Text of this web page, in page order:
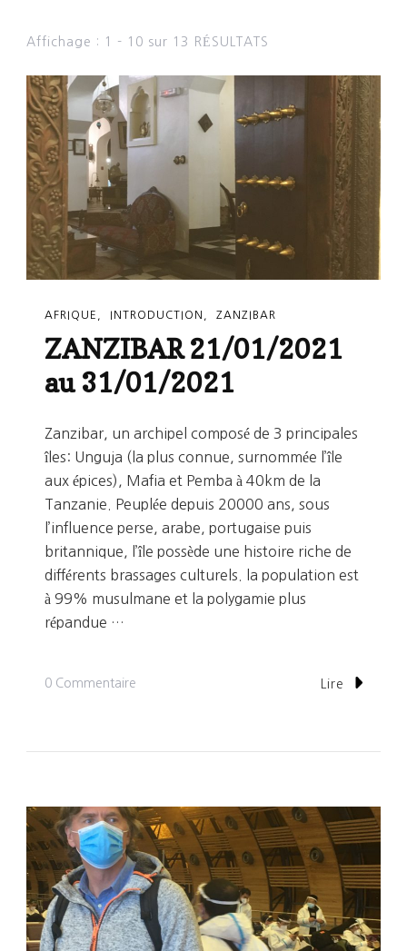
Affichage : 1 - 10 sur 13 RÉSULTATS
AFRIQUE INTRODUCTION ZANZIBAR
ZANZIBAR 21/01/2021
au 31/01/2021
Zanzibar, un archipel composé de 3 principales
îles: Unguja (la plus connue, surnommée l’île
aux épices), Mafia et Pemba à 40km de la
Tanzanie. Peuplée depuis 20000 ans, sous
l’influence perse, arabe, portugaise puis
britannique, l’île possède une histoire riche de
différents brassages culturels. la population est
à 99% musulmane et la polygamie plus
répandue …
0 Commentaire Lire